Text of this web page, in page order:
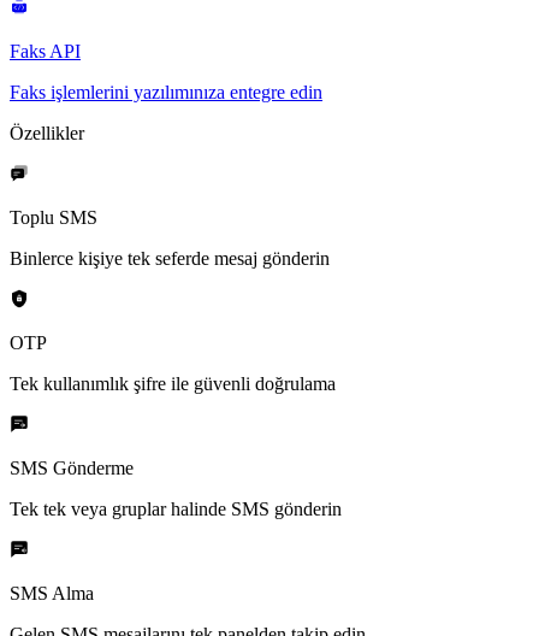
Faks API
Faks işlemlerini yazılımınıza entegre edin
Özellikler
Toplu SMS
Binlerce kişiye tek seferde mesaj gönderin
OTP
Tek kullanımlık şifre ile güvenli doğrulama
SMS Gönderme
Tek tek veya gruplar halinde SMS gönderin
SMS Alma